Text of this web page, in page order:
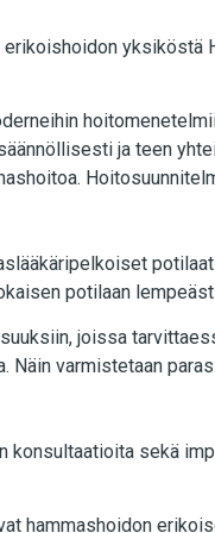
yksiköstä
ja teen
potilaan
joissa
Näin varmistetaan
konsultaatioita sekä
hammashoidon